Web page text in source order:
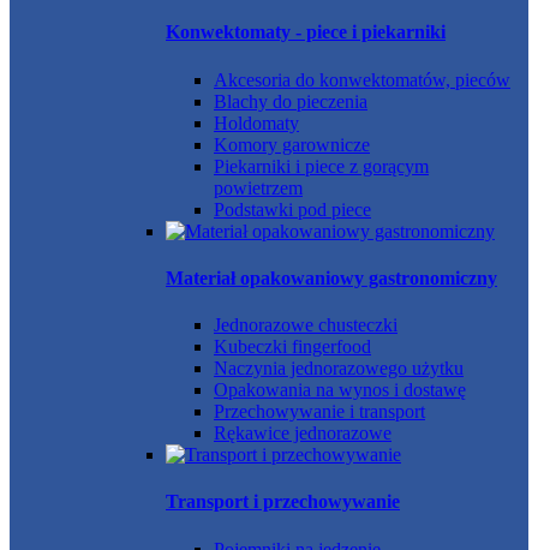
Konwektomaty - piece i piekarniki
Akcesoria do konwektomatów, pieców
Blachy do pieczenia
Holdomaty
Komory garownicze
Piekarniki i piece z gorącym
powietrzem
Podstawki pod piece
Materiał opakowaniowy gastronomiczny
Jednorazowe chusteczki
Kubeczki fingerfood
Naczynia jednorazowego użytku
Opakowania na wynos i dostawę
Przechowywanie i transport
Rękawice jednorazowe
Transport i przechowywanie